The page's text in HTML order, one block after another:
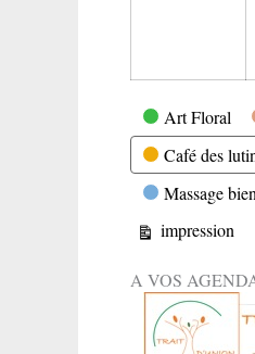
Catégories
Art Floral
Café des
Massage
Vue
impression
A VOS